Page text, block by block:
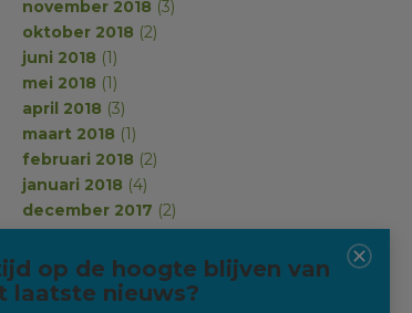
november 2018 (3)
oktober 2018 (2)
juni 2018 (1)
mei 2018 (1)
april 2018 (3)
maart 2018 (1)
februari 2018 (2)
januari 2018 (4)
december 2017 (2)
november 2017(2)
oktober 2017(1)
september 2017(2)
op de hoogte blijven van
laatste nieuws?